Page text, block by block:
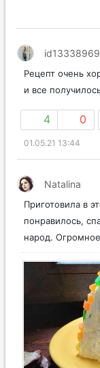
id13338969
Рецепт очень
и все
4 0
01.05.21 13:44
Natalina
Приготовила в
понравилось,
народ.